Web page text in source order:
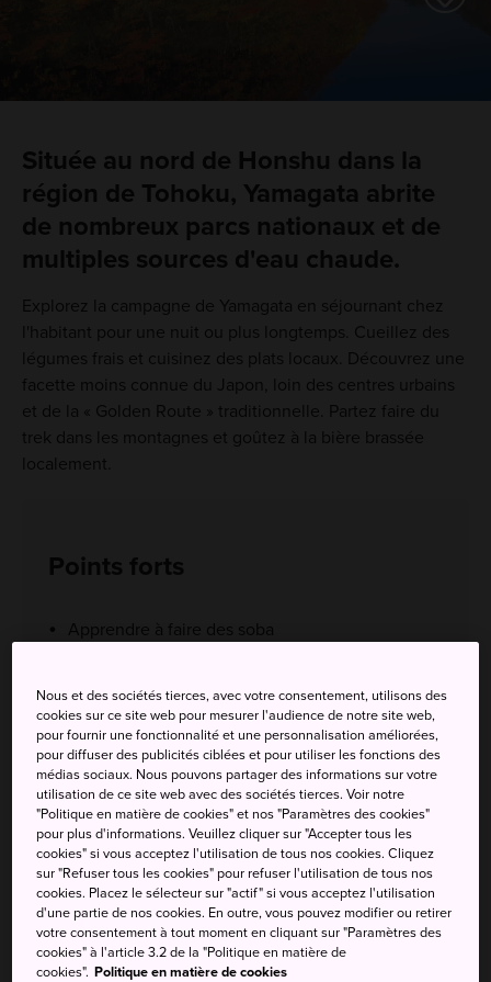
Située au nord de Honshu dans la
région de Tohoku, Yamagata abrite
de nombreux parcs nationaux et de
multiples sources d'eau chaude.
Explorez la campagne de Yamagata en séjournant chez
l'habitant pour une nuit ou plus longtemps. Cueillez des
légumes frais et cuisinez des plats locaux. Découvrez une
facette moins connue du Japon, loin des centres urbains
et de la « Golden Route » traditionnelle. Partez faire du
trek dans les montagnes et goûtez à la bière brassée
localement.
Points forts
Apprendre à faire des soba
chaude
Boire un verre de bière locale entre amis
Comment s'y rendre
Depuis Tokyo : 3 h 30
Nous et des sociétés tierces, avec votre consentement, utilisons des
cookies sur ce site web pour mesurer l'audience de notre site web,
pour fournir une fonctionnalité et une personnalisation améliorées,
pour diffuser des publicités ciblées et pour utiliser les fonctions des
médias sociaux. Nous pouvons partager des informations sur votre
utilisation de ce site web avec des sociétés tierces. Voir notre
"Politique en matière de cookies" et nos "Paramètres des cookies"
pour plus d'informations. Veuillez cliquer sur "Accepter tous les
cookies" si vous acceptez l'utilisation de tous nos cookies. Cliquez
sur "Refuser tous les cookies" pour refuser l'utilisation de tous nos
cookies. Placez le sélecteur sur "actif" si vous acceptez l'utilisation
d'une partie de nos cookies. En outre, vous pouvez modifier ou retirer
votre consentement à tout moment en cliquant sur "Paramètres des
cookies" à l'article 3.2 de la "Politique en matière de
cookies". Politique en matière de cookies